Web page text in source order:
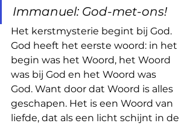
Immanuel: God-met-ons!
Het kerstmysterie begint bij God.
God heeft het eerste woord: in het
begin was het Woord, het Woord
was bij God en het Woord was
God. Want door dat Woord is alles
geschapen. Het is een Woord van
liefde, dat als een licht schijnt in de